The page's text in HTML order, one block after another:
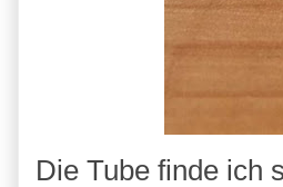
Die Tube finde ich